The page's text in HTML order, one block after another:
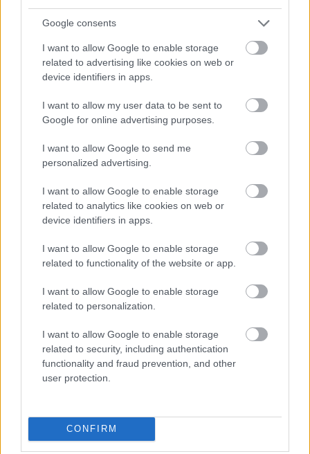
Google consents
I want to allow Google to enable storage
related to advertising like cookies on web or
device identifiers in apps.
I want to allow my user data to be sent to
Google for online advertising purposes.
I want to allow Google to send me
personalized advertising.
I want to allow Google to enable storage
related to analytics like cookies on web or
device identifiers in apps.
I want to allow Google to enable storage
related to functionality of the website or app.
I want to allow Google to enable storage
related to personalization.
I want to allow Google to enable storage
related to security, including authentication
functionality and fraud prevention, and other
user protection.
CONFIRM
Elképesztő, kiknek termelnek most
hasznot Jeffrey Epstein magánszigetei
HÍREK 2 órája
Államfőjelöltekről tárgyal ma a Tisza-frakció
HÍREK 3 órája
2,27 milliárd forintot fizetett vissza az
államnak a Mészáros Lőrinchez köthető
magántőkealap
3 órája